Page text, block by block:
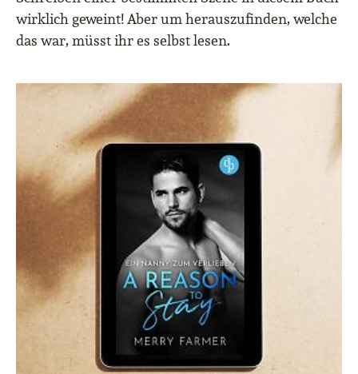
wirklich geweint! Aber um herauszufinden, welche
das war, müsst ihr es selbst lesen.